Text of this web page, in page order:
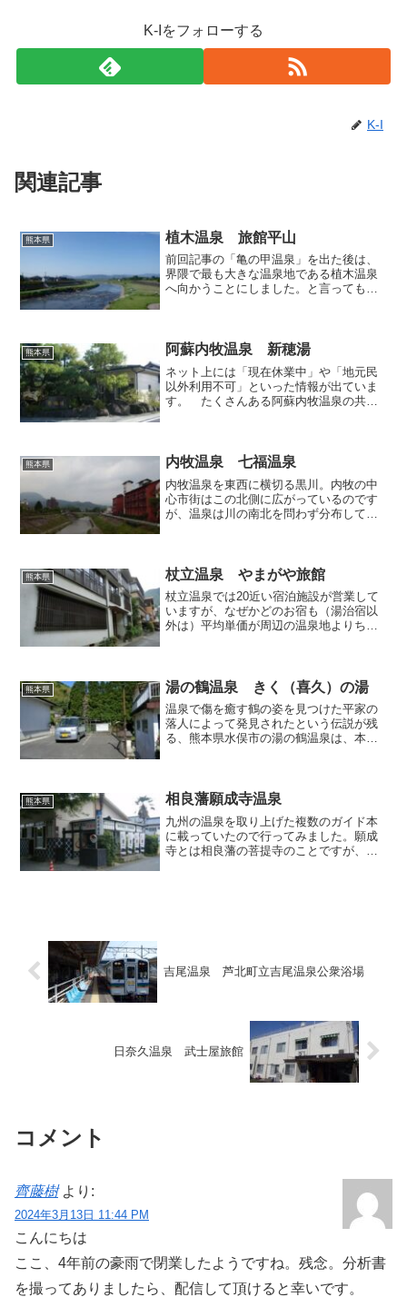
K-Iをフォローする
K-I
関連記事
熊本県 植木温泉 旅館平山
前回記事の「亀の甲温泉」を出た後は、
界隈で最も大きな温泉地である植木温泉
へ向かうことにしました。と言っても、
で今回選んだのは、川沿い...
熊本県 阿蘇内牧温泉 新穂湯
ネット上には「現在休業中」や「地元民
以外利用不可」といった情報が出ていま
す。 たくさんある阿蘇内牧温泉の共同
今回はアットホームな雰囲...
熊本県 内牧温泉 七福温泉
内牧温泉を東西に横切る黒川。内牧の中
心市街はこの北側に広がっているのです
が、温泉は川の南北を問わず分布してお
温泉公衆浴場「七福温泉」...
熊本県 杖立温泉 やまがや旅館
杖立温泉では20近い宿泊施設が営業して
いますが、なぜかどのお宿も（湯治宿以
外は）平均単価が周辺の温泉地よりちょ
今回は比較的リーズ...
熊本県 湯の鶴温泉 きく（喜久）の湯
温泉で傷を癒す鶴の姿を見つけた平家の
落人によって発見されたという伝説が残
る、熊本県水俣市の湯の鶴温泉は、本当
ると聞き、前回取り上げた「...
熊本県 相良藩願成寺温泉
九州の温泉を取り上げた複数のガイド本
に載っていたので行ってみました。願成
寺とは相良藩の菩提寺のことですが、名
吉尾温泉 芦北町立吉尾温泉公衆浴場
日奈久温泉 武士屋旅館
コメント
齊藤樹 より:
2024年3月13日 11:44 PM
こんにちは
ここ、4年前の豪雨で閉業したようですね。残念。分析書
を撮ってありましたら、配信して頂けると幸いです。